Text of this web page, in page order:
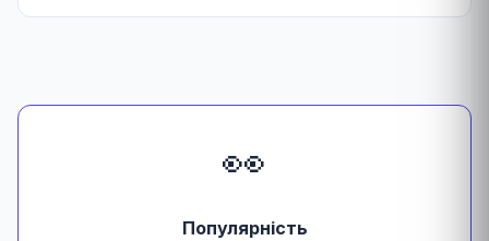
👀
Популярність